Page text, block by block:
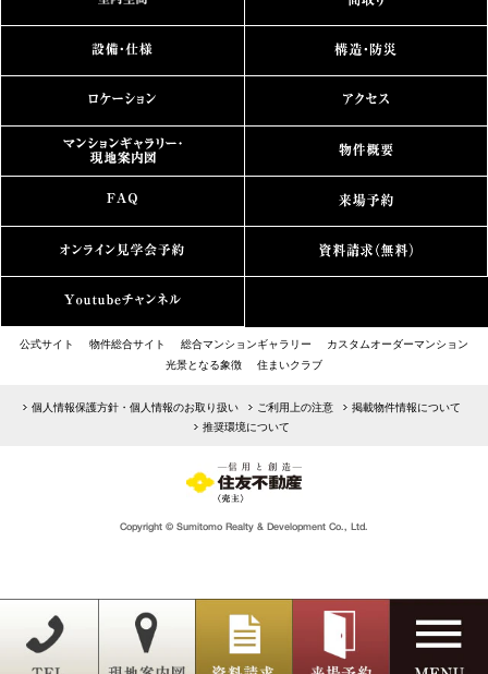
公式サイト 物件総合サイト 総合マンションギャラリー
カスタムオーダーマンション
光景となる象徴
住まいクラブ
個人情報保護方針・個人情報のお取り扱い ご利用上の注意
掲載物件情報について
推奨環境について